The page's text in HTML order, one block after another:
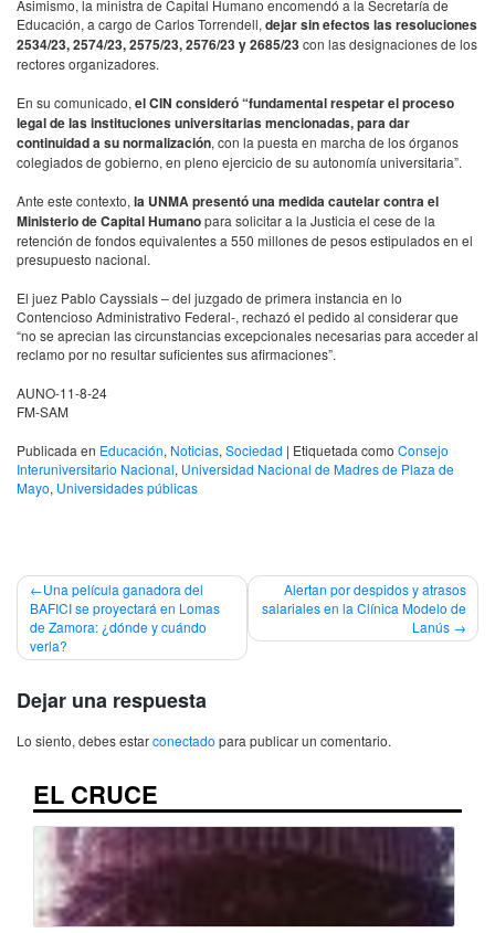
Asimismo, la ministra de Capital Humano encomendó a la Secretaría de
Educación, a cargo de Carlos Torrendell, dejar sin efectos las resoluciones
2534/23, 2574/23, 2575/23, 2576/23 y 2685/23con las designaciones de los
rectores organizadores.
En su comunicado, el CIN consideró “fundamental respetar el proceso
legal de las instituciones universitarias mencionadas, para dar
continuidad a su normalización, con la puesta en marcha de los órganos
colegiados de gobierno, en pleno ejercicio de su autonomía universitaria”.
Ante este contexto, la UNMA presentó una medida cautelar contra el
Ministerio de Capital Humanopara solicitar a la Justicia el cese de la
retención de fondos equivalentes a 550 millones de pesos estipulados en el
presupuesto nacional.
El juez Pablo Cayssials – del juzgado de primera instancia en lo
Contencioso Administrativo Federal-, rechazó el pedido al considerar que
“no se aprecian las circunstancias excepcionales necesarias para acceder al
reclamo por no resultar suficientes sus afirmaciones”.
AUNO-11-8-24
FM-SAM
Publicada en Educación, Noticias, Sociedad | Etiquetada como Consejo
Interuniversitario Nacional, Universidad Nacional de Madres de Plaza de
Mayo, Universidades públicas
Navegación
de
entradas
Una película ganadora del
BAFICI se proyectará en Lomas
de Zamora: ¿dónde y cuándo
verla?
Alertan por despidos y atrasos
salariales en la Clínica Modelo de
Lanús
Dejar una respuesta
Lo siento, debes estarconectado para publicar un comentario.
EL CRUCE